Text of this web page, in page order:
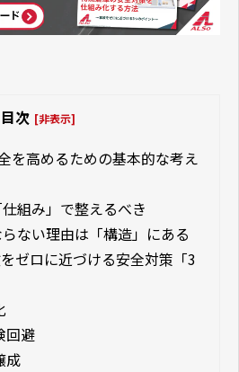
目次 [非表示]
を高めるための基本的な考え
組み」で整えるべき
ない理由は「構造」にある
ゼロに近づける安全対策「3
回避
成